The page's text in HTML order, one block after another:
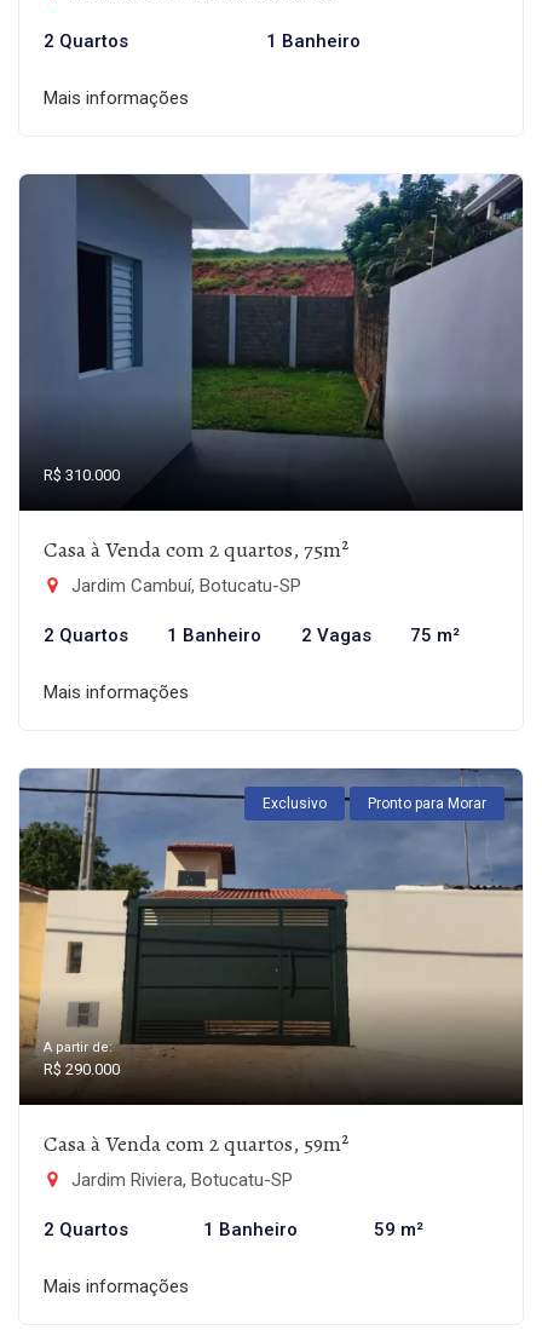
2 Quartos 1 Banheiro
Mais informações
R$ 310.000
Casa à Venda com 2 quartos, 75m²
Jardim Cambuí, Botucatu-SP
2 Quartos 1 Banheiro 2 Vagas 75 m²
Mais informações
Exclusivo Pronto para Morar
A partir de:
R$ 290.000
Casa à Venda com 2 quartos, 59m²
Jardim Riviera, Botucatu-SP
2 Quartos 1 Banheiro 59 m²
Mais informações